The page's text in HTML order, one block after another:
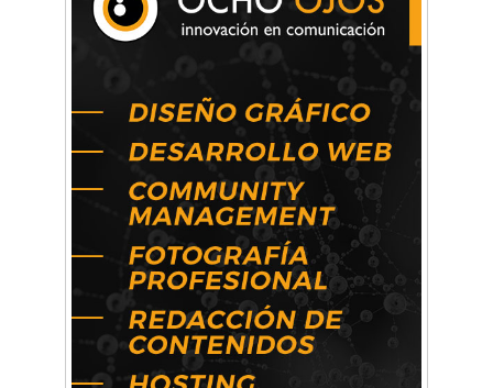
Arq. Horacio Alejandro Sánchez
Artística ApasionArte
Artística Veral
BAIC Ramos Mejía